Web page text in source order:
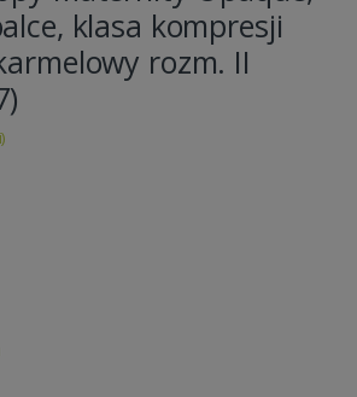
klasa kompresji
rozm. II